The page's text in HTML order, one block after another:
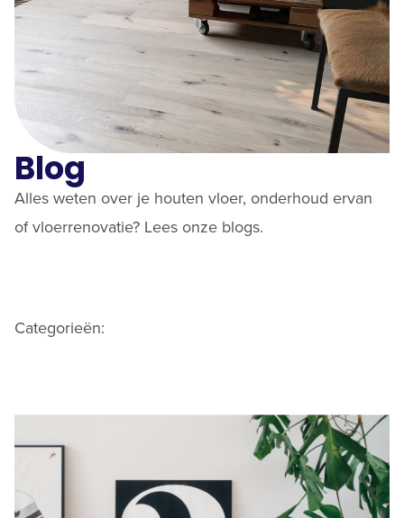
Blog
Alles weten over je houten vloer, onderhoud ervan
of vloerrenovatie? Lees onze blogs.
Categorieën: